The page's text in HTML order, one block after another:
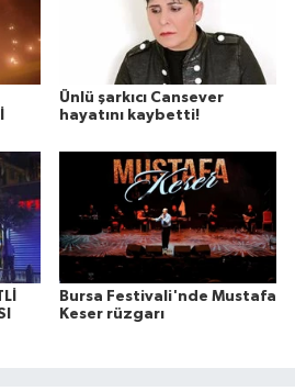
Ünlü şarkıcı Cansever
hayatını kaybetti!
Bursa Festivali'nde Mustafa
Keser rüzgarı